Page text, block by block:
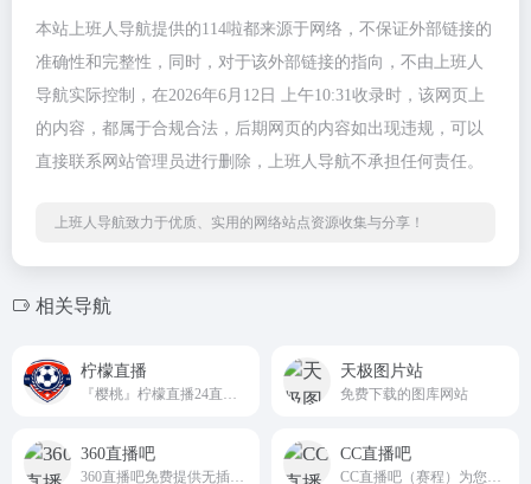
本站上班人导航提供的114啦都来源于网络，不保证外部链接的
准确性和完整性，同时，对于该外部链接的指向，不由上班人
导航实际控制，在2026年6月12日 上午10:31收录时，该网页上
的内容，都属于合规合法，后期网页的内容如出现违规，可以
直接联系网站管理员进行删除，上班人导航不承担任何责任。
上班人导航致力于优质、实用的网络站点资源收集与分享！
相关导航
柠檬直播 天极图片站
免费下载的图库网站
360直播吧 CC直播吧